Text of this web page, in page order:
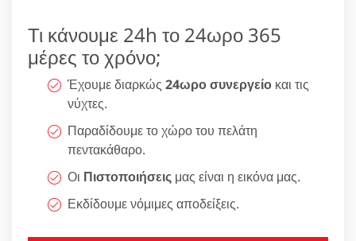
Τι κάνουμε 24h το 24ωρο 365
μέρες το χρόνο;
Έχουμε διαρκώς 24ωρο συνεργείο και τις
νύχτες.
Παραδίδουμε το χώρο του πελάτη
πεντακάθαρο.
Οι Πιστοποιήσεις μας είναι η εικόνα μας.
Εκδίδουμε νόμιμες αποδείξεις.